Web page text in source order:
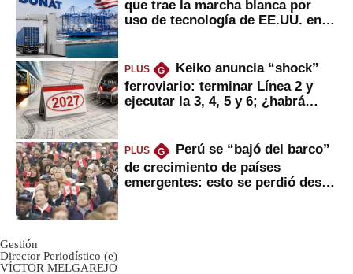
que trae la marcha blanca por
uso de tecnología de EE.UU. en
PLUS G
Keiko anuncia “shock”
ferroviario: terminar Línea 2 y
ejecutar la 3, 4, 5 y 6; ¿habrá
PLUS G
Perú se “bajó del barco”
de crecimiento de países
emergentes: esto se perdió desde
Gestión
Director Periodístico (e)
VÍCTOR MELGAREJO